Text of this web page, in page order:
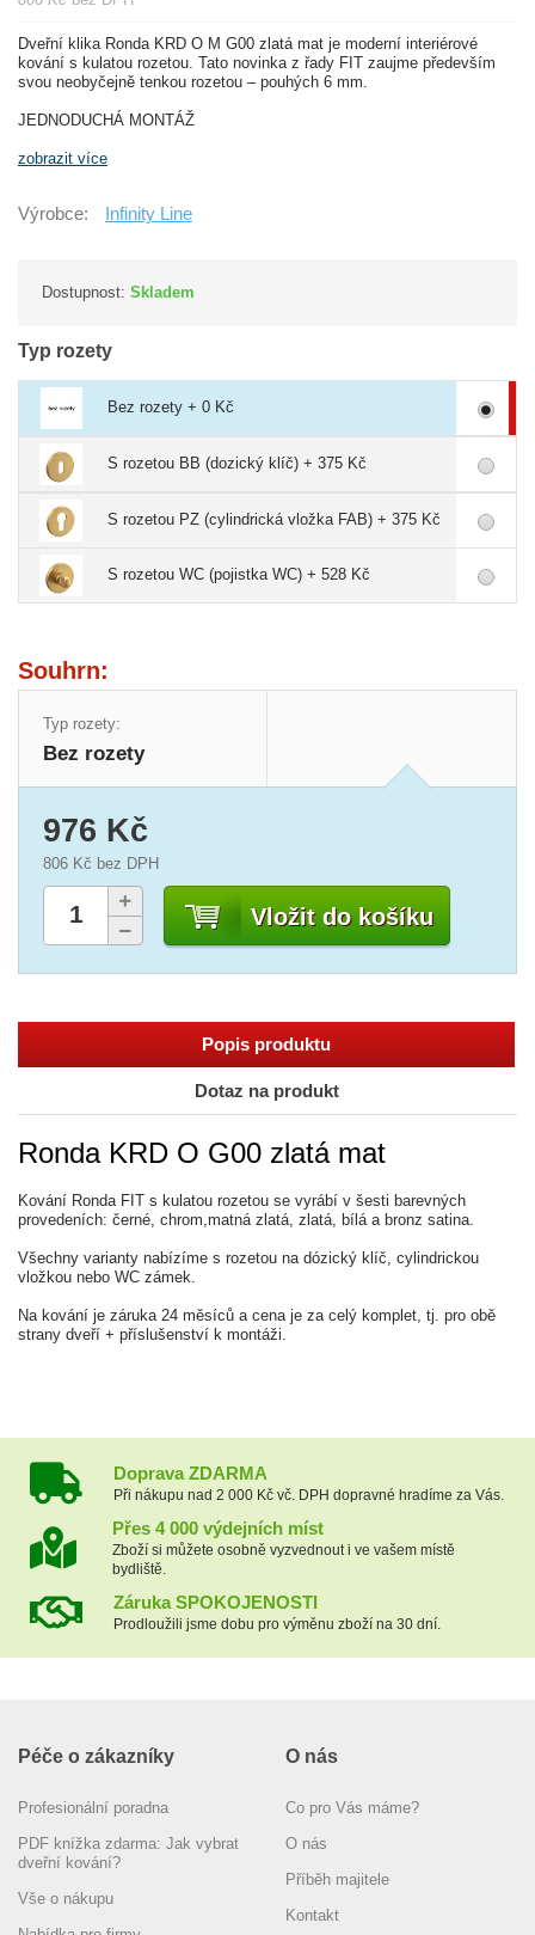
Dveřní klika Ronda KRD O M G00 zlatá mat je moderní interiérové
kování s kulatou rozetou. Tato novinka z řady FIT zaujme především
svou neobyčejně tenkou rozetou – pouhých 6 mm.
JEDNODUCHÁ MONTÁŽ
zobrazit více
Výrobce: Infinity Line
Dostupnost: Skladem
Typ rozety
Bez rozety + 0 Kč
S rozetou BB (dozický klíč) + 375 Kč
S rozetou PZ (cylindrická vložka FAB) + 375 Kč
S rozetou WC (pojistka WC) + 528 Kč
Souhrn:
Typ rozety:
Bez rozety
Vložit do košíku
976 Kč
806 Kč bez DPH
Popis produktu
Dotaz na produkt
Ronda KRD O G00 zlatá mat
Kování Ronda FIT s kulatou rozetou se vyrábí v šesti barevných
provedeních: černé, chrom,matná zlatá, zlatá, bílá a bronz satina.
Všechny varianty nabízíme s rozetou na dózický klíč, cylindrickou
vložkou nebo WC zámek.
Na kování je záruka 24 měsíců a cena je za celý komplet, tj. pro obě
strany dveří + příslušenství k montáži.
Doprava ZDARMA
Při nákupu nad 2 000 Kč vč. DPH dopravné hradíme za Vás.
Přes 4 000 výdejních míst
Zboží si můžete osobně vyzvednout i ve vašem místě
bydliště.
Záruka SPOKOJENOSTI
Prodloužili jsme dobu pro výměnu zboží na 30 dní.
Péče o zákazníky
Profesionální poradna
PDF knížka zdarma: Jak vybrat
dveřní kování?
Vše o nákupu
O nás
Co pro Vás máme?
O nás
Příběh majitele
Kontakt